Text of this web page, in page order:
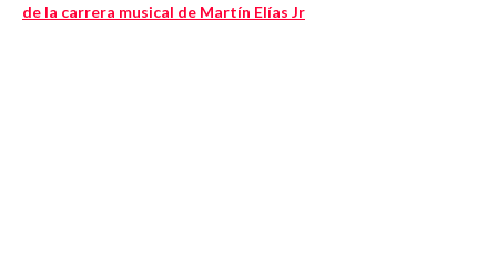
de la carrera musical de Martín Elías Jr